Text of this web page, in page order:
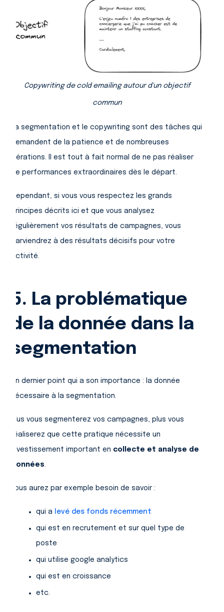
Copywriting de cold emailing autour d'un objectif
commun
La segmentation et le copywriting sont des tâches qui
demandent de la patience et de nombreuses
itérations. Il est tout à fait normal de ne pas réaliser
de performances extraordinaires dès le départ.
Cependant, si vous vous respectez les grands
principes décrits ici et que vous analysez
régulièrement vos résultats de campagnes, vous
parviendrez à des résultats décisifs pour votre
activité.
5. La problématique
de la donnée dans la
segmentation
Un dernier point qui a son importance : la donnée
nécessaire à la segmentation.
Plus vous segmenterez vos campagnes, plus vous
réaliserez que cette pratique nécessite un
investissement important en collecte et analyse de
données.
Vous aurez par exemple besoin de savoir :
qui a levé des fonds récemment
qui est en recrutement et sur quel type de
poste
qui utilise google analytics
qui est en croissance
etc.